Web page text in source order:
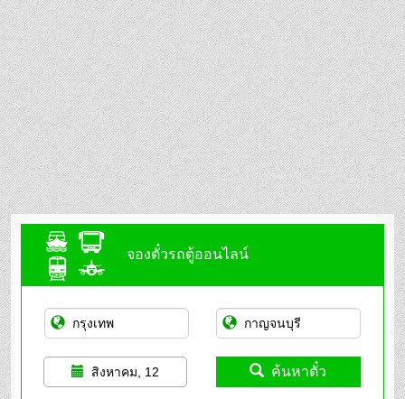
จองตั๋วรถตู้ออนไลน์
สิงหาคม, 12 ค้นหาตั๋ว